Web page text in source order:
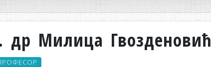
др Милица Гвозденовић